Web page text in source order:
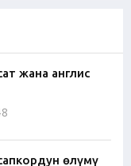
жана англис
өлүмү